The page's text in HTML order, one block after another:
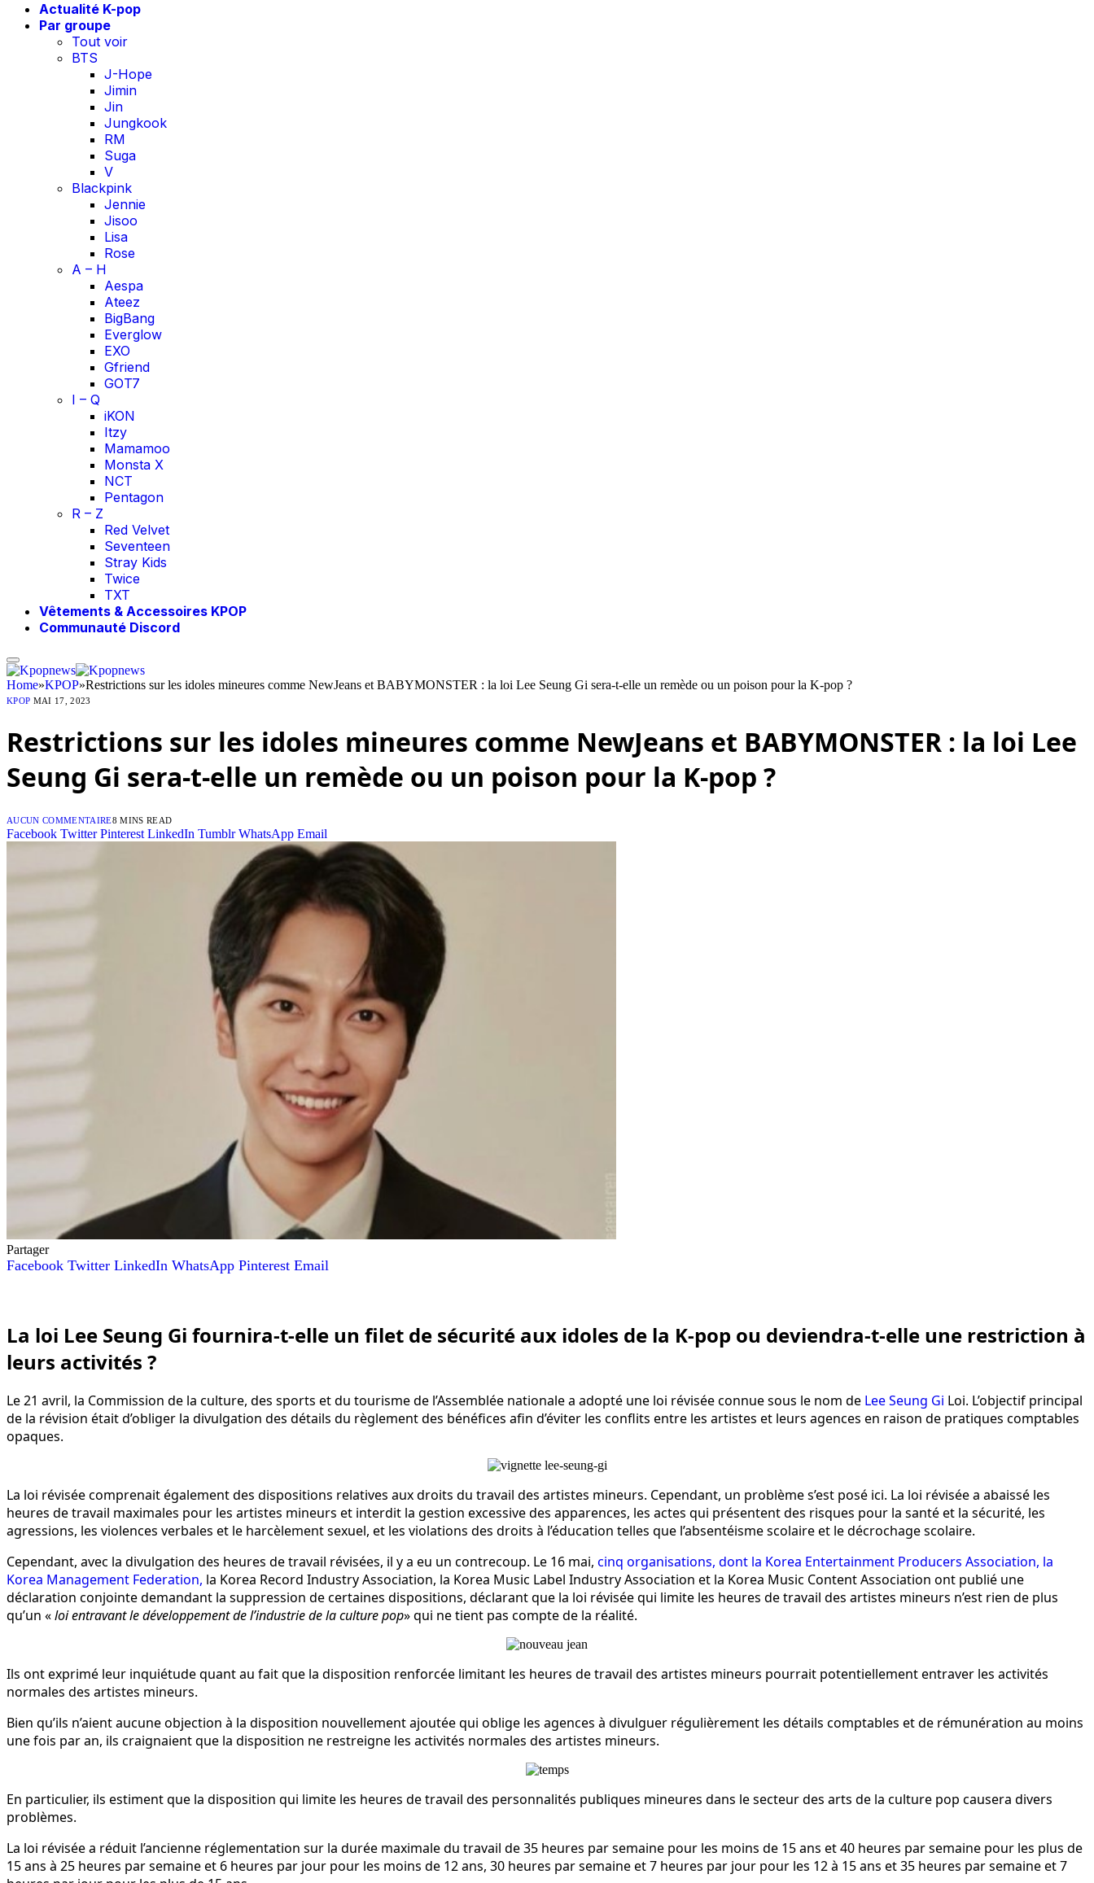
Actualité K-pop
Par groupe
Tout voir
BTS
J-Hope
Jimin
Jin
Jungkook
RM
Suga
V
Blackpink
Jennie
Jisoo
Lisa
Rose
A – H
Aespa
Ateez
BigBang
Everglow
EXO
Gfriend
GOT7
I – Q
iKON
Itzy
Mamamoo
Monsta X
NCT
Pentagon
R – Z
Red Velvet
Seventeen
Stray Kids
Twice
TXT
Vêtements & Accessoires KPOP
Communauté Discord
Home»KPOP»Restrictions sur les idoles mineures comme NewJeans et BABYMONSTER : la loi Lee Seung Gi sera-t-elle un remède ou un poison pour la K-pop ?
KPOP MAI 17, 2023
Restrictions sur les idoles mineures comme NewJeans et BABYMONSTER : la loi Lee
Seung Gi sera-t-elle un remède ou un poison pour la K-pop ?
AUCUN COMMENTAIRE8 MINS READ
Facebook Twitter Pinterest LinkedIn Tumblr WhatsApp Email
Partager
Facebook Twitter LinkedIn WhatsApp Pinterest Email
La loi Lee Seung Gi fournira-t-elle un filet de sécurité aux idoles de la K-pop ou deviendra-t-elle une restriction à
leurs activités ?
Le 21 avril, la Commission de la culture, des sports et du tourisme de l’Assemblée nationale a adopté une loi révisée connue sous le nom de Lee Seung Gi Loi. L’objectif principal
de la révision était d’obliger la divulgation des détails du règlement des bénéfices afin d’éviter les conflits entre les artistes et leurs agences en raison de pratiques comptables
opaques.
La loi révisée comprenait également des dispositions relatives aux droits du travail des artistes mineurs. Cependant, un problème s’est posé ici. La loi révisée a abaissé les
heures de travail maximales pour les artistes mineurs et interdit la gestion excessive des apparences, les actes qui présentent des risques pour la santé et la sécurité, les
agressions, les violences verbales et le harcèlement sexuel, et les violations des droits à l’éducation telles que l’absentéisme scolaire et le décrochage scolaire.
Cependant, avec la divulgation des heures de travail révisées, il y a eu un contrecoup. Le 16 mai, cinq organisations, dont la Korea Entertainment Producers Association, la
Korea Management Federation, la Korea Record Industry Association, la Korea Music Label Industry Association et la Korea Music Content Association ont publié une
déclaration conjointe demandant la suppression de certaines dispositions, déclarant que la loi révisée qui limite les heures de travail des artistes mineurs n’est rien de plus
qu’un «loi entravant le développement de l’industrie de la culture pop» qui ne tient pas compte de la réalité.
Ils ont exprimé leur inquiétude quant au fait que la disposition renforcée limitant les heures de travail des artistes mineurs pourrait potentiellement entraver les activités
normales des artistes mineurs.
Bien qu’ils n’aient aucune objection à la disposition nouvellement ajoutée qui oblige les agences à divulguer régulièrement les détails comptables et de rémunération au moins
une fois par an, ils craignaient que la disposition ne restreigne les activités normales des artistes mineurs.
En particulier, ils estiment que la disposition qui limite les heures de travail des personnalités publiques mineures dans le secteur des arts de la culture pop causera divers
problèmes.
La loi révisée a réduit l’ancienne réglementation sur la durée maximale du travail de 35 heures par semaine pour les moins de 15 ans et 40 heures par semaine pour les plus de
15 ans à 25 heures par semaine et 6 heures par jour pour les moins de 12 ans, 30 heures par semaine et 7 heures par jour pour les 12 à 15 ans et 35 heures par semaine et 7